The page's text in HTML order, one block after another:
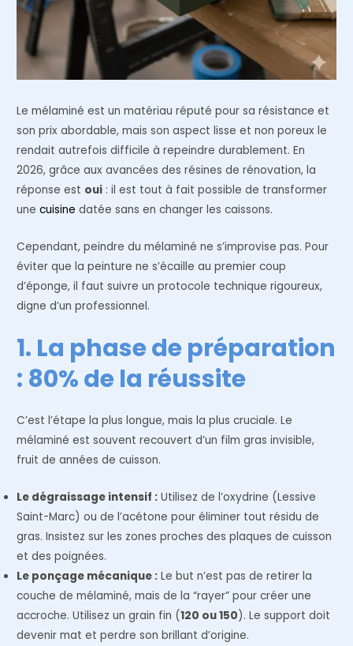
Le mélaminé est un matériau réputé pour sa résistance et
son prix abordable, mais son aspect lisse et non poreux le
rendait autrefois difficile à repeindre durablement. En
2026, grâce aux avancées des résines de rénovation, la
réponse est oui : il est tout à fait possible de transformer
unecuisinedatée sans en changer les caissons.
Cependant, peindre du mélaminé ne s’improvise pas. Pour
éviter que la peinture ne s’écaille au premier coup
d’éponge, il faut suivre un protocole technique rigoureux,
digne d’un professionnel.
1. La phase de préparation
: 80% de la réussite
C’est l’étape la plus longue, mais la plus cruciale. Le
mélaminé est souvent recouvert d’un film gras invisible,
fruit de années de cuisson.
Le dégraissage intensif : Utilisez de l’oxydrine (Lessive
Saint-Marc) ou de l’acétone pour éliminer tout résidu de
gras. Insistez sur les zones proches des plaques de cuisson
et des poignées.
Le ponçage mécanique : Le but n’est pas de retirer la
couche de mélaminé, mais de la “rayer” pour créer une
accroche. Utilisez un grain fin (120 ou 150). Le support doit
devenir mat et perdre son brillant d’origine.